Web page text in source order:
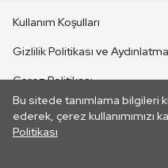
Bu sitede tanımlama bilgileri
ederek, çerez kullanımımızı
Politikası
CANLI YAYINLAR
Kullanım Koşulları
Gizlilik Politikası ve
Çerez Politikası
İletişim
Her hakkı saklıdır. ©2026